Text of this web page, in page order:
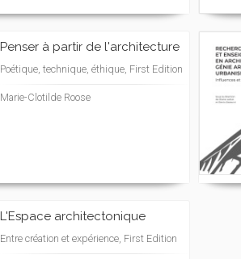
Penser à partir de l'architecture
Poétique, technique, éthique, First Edition
Marie-Clotilde Roose
L'Espace architectonique
Entre création et expérience, First Edition